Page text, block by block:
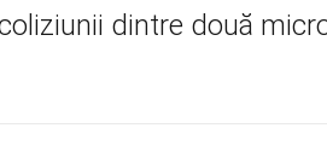
dintre două